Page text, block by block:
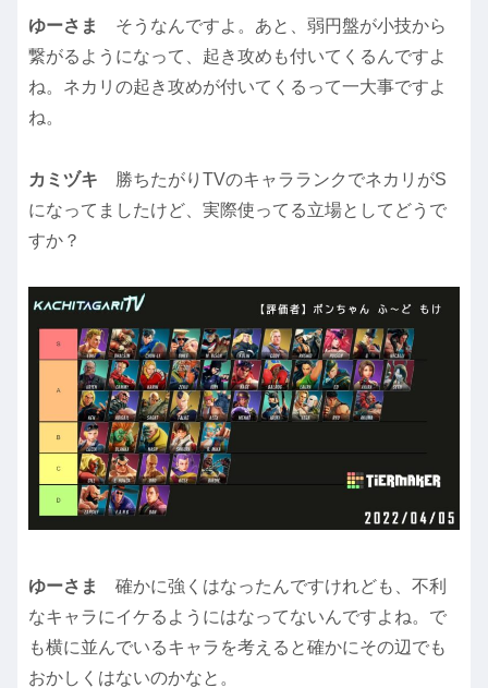
ゆーさま そうなんですよ。あと、弱円盤が小技から
繋がるようになって、起き攻めも付いてくるんですよ
ね。ネカリの起き攻めが付いてくるって一大事ですよ
ね。
カミヅキ
勝ちたがりTVのキャラランクでネカリがS
になってましたけど、実際使ってる立場としてどうで
すか？
ゆーさま 確かに強くはなったんですけれども、不利
なキャラにイケるようにはなってないんですよね。で
も横に並んでいるキャラを考えると確かにその辺でも
おかしくはないのかなと。